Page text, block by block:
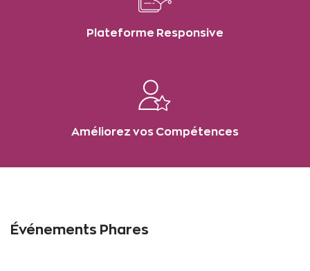
Plateforme Responsive
Améliorez vos Compétences
Événements Phares